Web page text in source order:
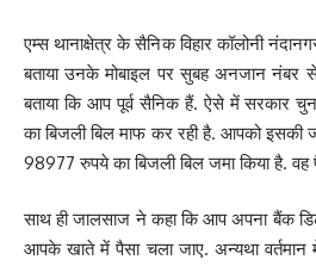
एम्स थानाक्षेत्र के सैनिक विहार कॉलोनी
बताया उनके मोबाइल पर सुबह अनजान
बताया कि आप पूर्व सैनिक हैं. ऐसे में सरकार
का बिजली बिल माफ कर रही है. आपको इसकी
98977 रुपये का बिजली बिल जमा किया है. वह
साथ ही जालसाज ने कहा कि आप अपना बैंक
आपके खाते में पैसा चला जाए. अन्यथा